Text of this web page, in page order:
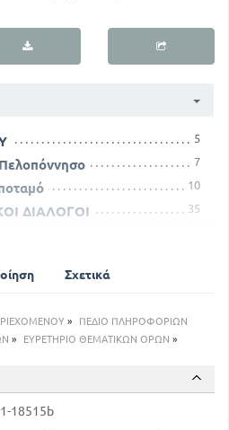
5
7
10
ΔΙΑΛΟΓΟΙ 35
ΔΙΑΛΟΓΟΙ 47
Σχετικά
»
ΠΕΔΙΟ ΠΛΗΡΟΦΟΡΙΩΝ
» ΕΥΡΕΤΗΡΙΟ ΘΕΜΑΤΙΚΩΝ ΟΡΩΝ »
18515b